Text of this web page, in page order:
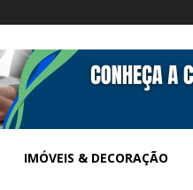
IMÓVEIS & DECORAÇÃO